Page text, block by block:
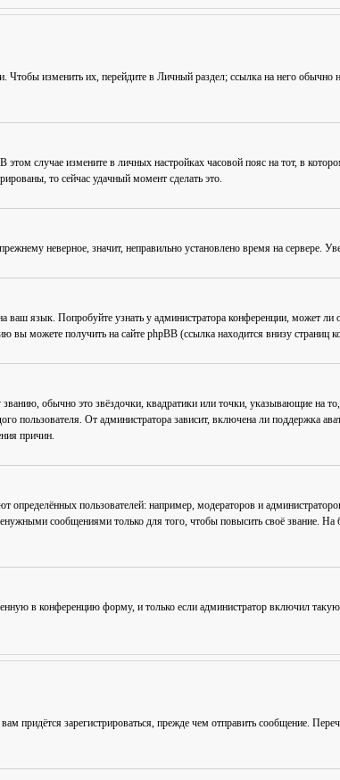
Чтобы изменить их, перейдите в Личный раздел; ссылка на него обычно
случае измените в личных настройках часовой пояс на тот, в
то сейчас удачный момент сделать это.
неверное, значит, неправильно установлено время на сервере.
язык. Попробуйте узнать у администратора конференции, может ли
можете получить на сайте phpBB (ссылка находится внизу страниц
обычно это звёздочки, квадратики или точки, указывающие на
пользователя. От администратора зависит, включена ли поддержка
причин.
пользователей: например, модераторов и
сообщениями только для того, чтобы повысить своё звание.
в конференцию форму, и только если администратор включил
зарегистрироваться, прежде чем отправить сообщение.